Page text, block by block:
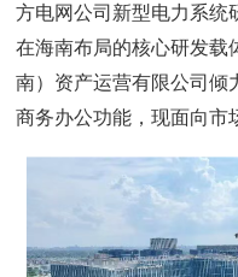
方电网公司新型电力系统
在海南布局的核心研发载
南）资产运营有限公司倾
商务办公功能，现面向市